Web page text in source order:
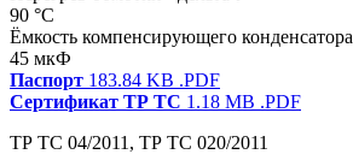
90 °С
Ёмкость компенсирующего конденсатора
45 мкФ
Паспорт 183.84 KB .PDF
Сертификат ТР ТС 1.18 MB .PDF
ТР ТС 04/2011, ТР ТС 020/2011